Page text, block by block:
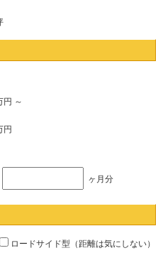
円 ～
円
ヶ月分
ロードサイド型（距離は気にしない）